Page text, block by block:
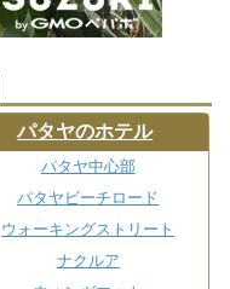
パタヤのホテル
パタヤ中心部
パタヤビーチロード
ウォーキングストリート
ナクルア